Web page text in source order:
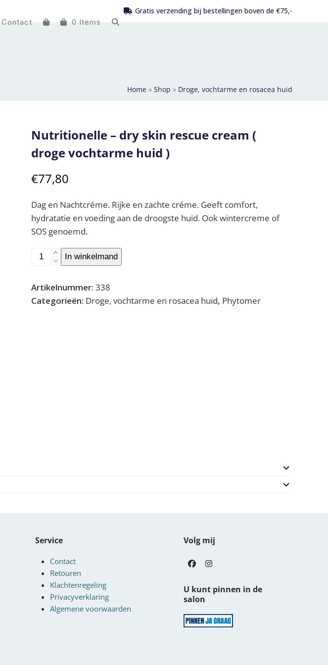
Gratis verzending bij bestellingen boven de €75,-
Contact 0 Items
Home » Shop » Droge, vochtarme en rosacea huid
Nutritionelle – dry skin rescue cream (
droge vochtarme huid )
€77,80
Dag en Nachtcréme. Rijke en zachte créme. Geeft comfort,
hydratatie en voeding aan de droogste huid. Ook wintercreme of
SOS genoemd.
Nutritionelle
skin
rescue
In winkelmand
Artikelnummer: 338
Categorieën: Droge, vochtarme en rosacea huid, Phytomer
Service
Contact
Retouren
Klachtenregeling
Privacyverklaring
Algemene voorwaarden
Volg mij
FacebookInstagram
U kunt pinnen in de
salon